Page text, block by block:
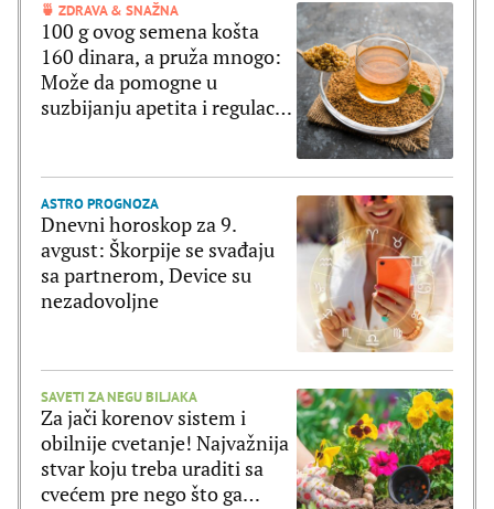
🍵 ZDRAVA & SNAŽNA
100 g ovog semena košta
160 dinara, a pruža mnogo:
Može da pomogne u
suzbijanju apetita i regulaciji
ASTRO PROGNOZA
Dnevni horoskop za 9.
avgust: Škorpije se svađaju
sa partnerom, Device su
nezadovoljne
SAVETI ZA NEGU BILJAKA
Za jači korenov sistem i
obilnije cvetanje! Najvažnija
stvar koju treba uraditi sa
cvećem pre nego što ga